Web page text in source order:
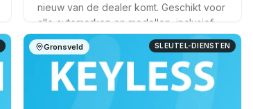
nieuw van de dealer komt. Geschikt voor
alle automerken en modellen, inclusief
klapssleutels en smart keys.
Gronsveld SLEUTEL-DIENSTEN